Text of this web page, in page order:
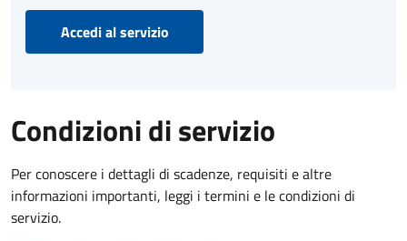
Accedi al servizio
Condizioni di servizio
Per conoscere i dettagli di scadenze, requisiti e altre
informazioni importanti, leggi i termini e le condizioni di
servizio.